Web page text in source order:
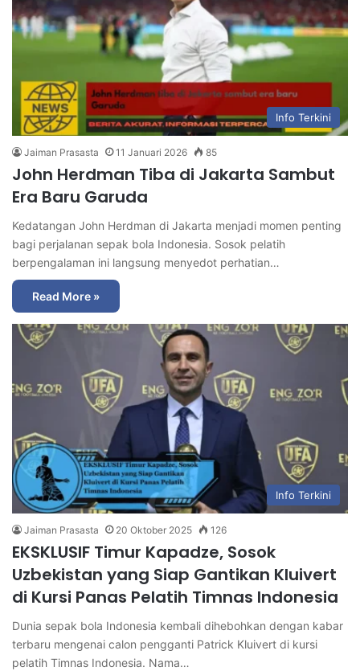
Info Terkini
Jaiman Prasasta 11 Januari 2026 85
John Herdman Tiba di Jakarta Sambut
Era Baru Garuda
Kedatangan John Herdman di Jakarta menjadi momen penting
bagi perjalanan sepak bola Indonesia. Sosok pelatih
berpengalaman ini langsung menyedot perhatian…
Read More »
Info Terkini
Jaiman Prasasta 20 Oktober 2025 126
EKSKLUSIF Timur Kapadze, Sosok
Uzbekistan yang Siap Gantikan Kluivert
di Kursi Panas Pelatih Timnas Indonesia
Dunia sepak bola Indonesia kembali dihebohkan dengan kabar
terbaru mengenai calon pengganti Patrick Kluivert di kursi
pelatih Timnas Indonesia. Nama…